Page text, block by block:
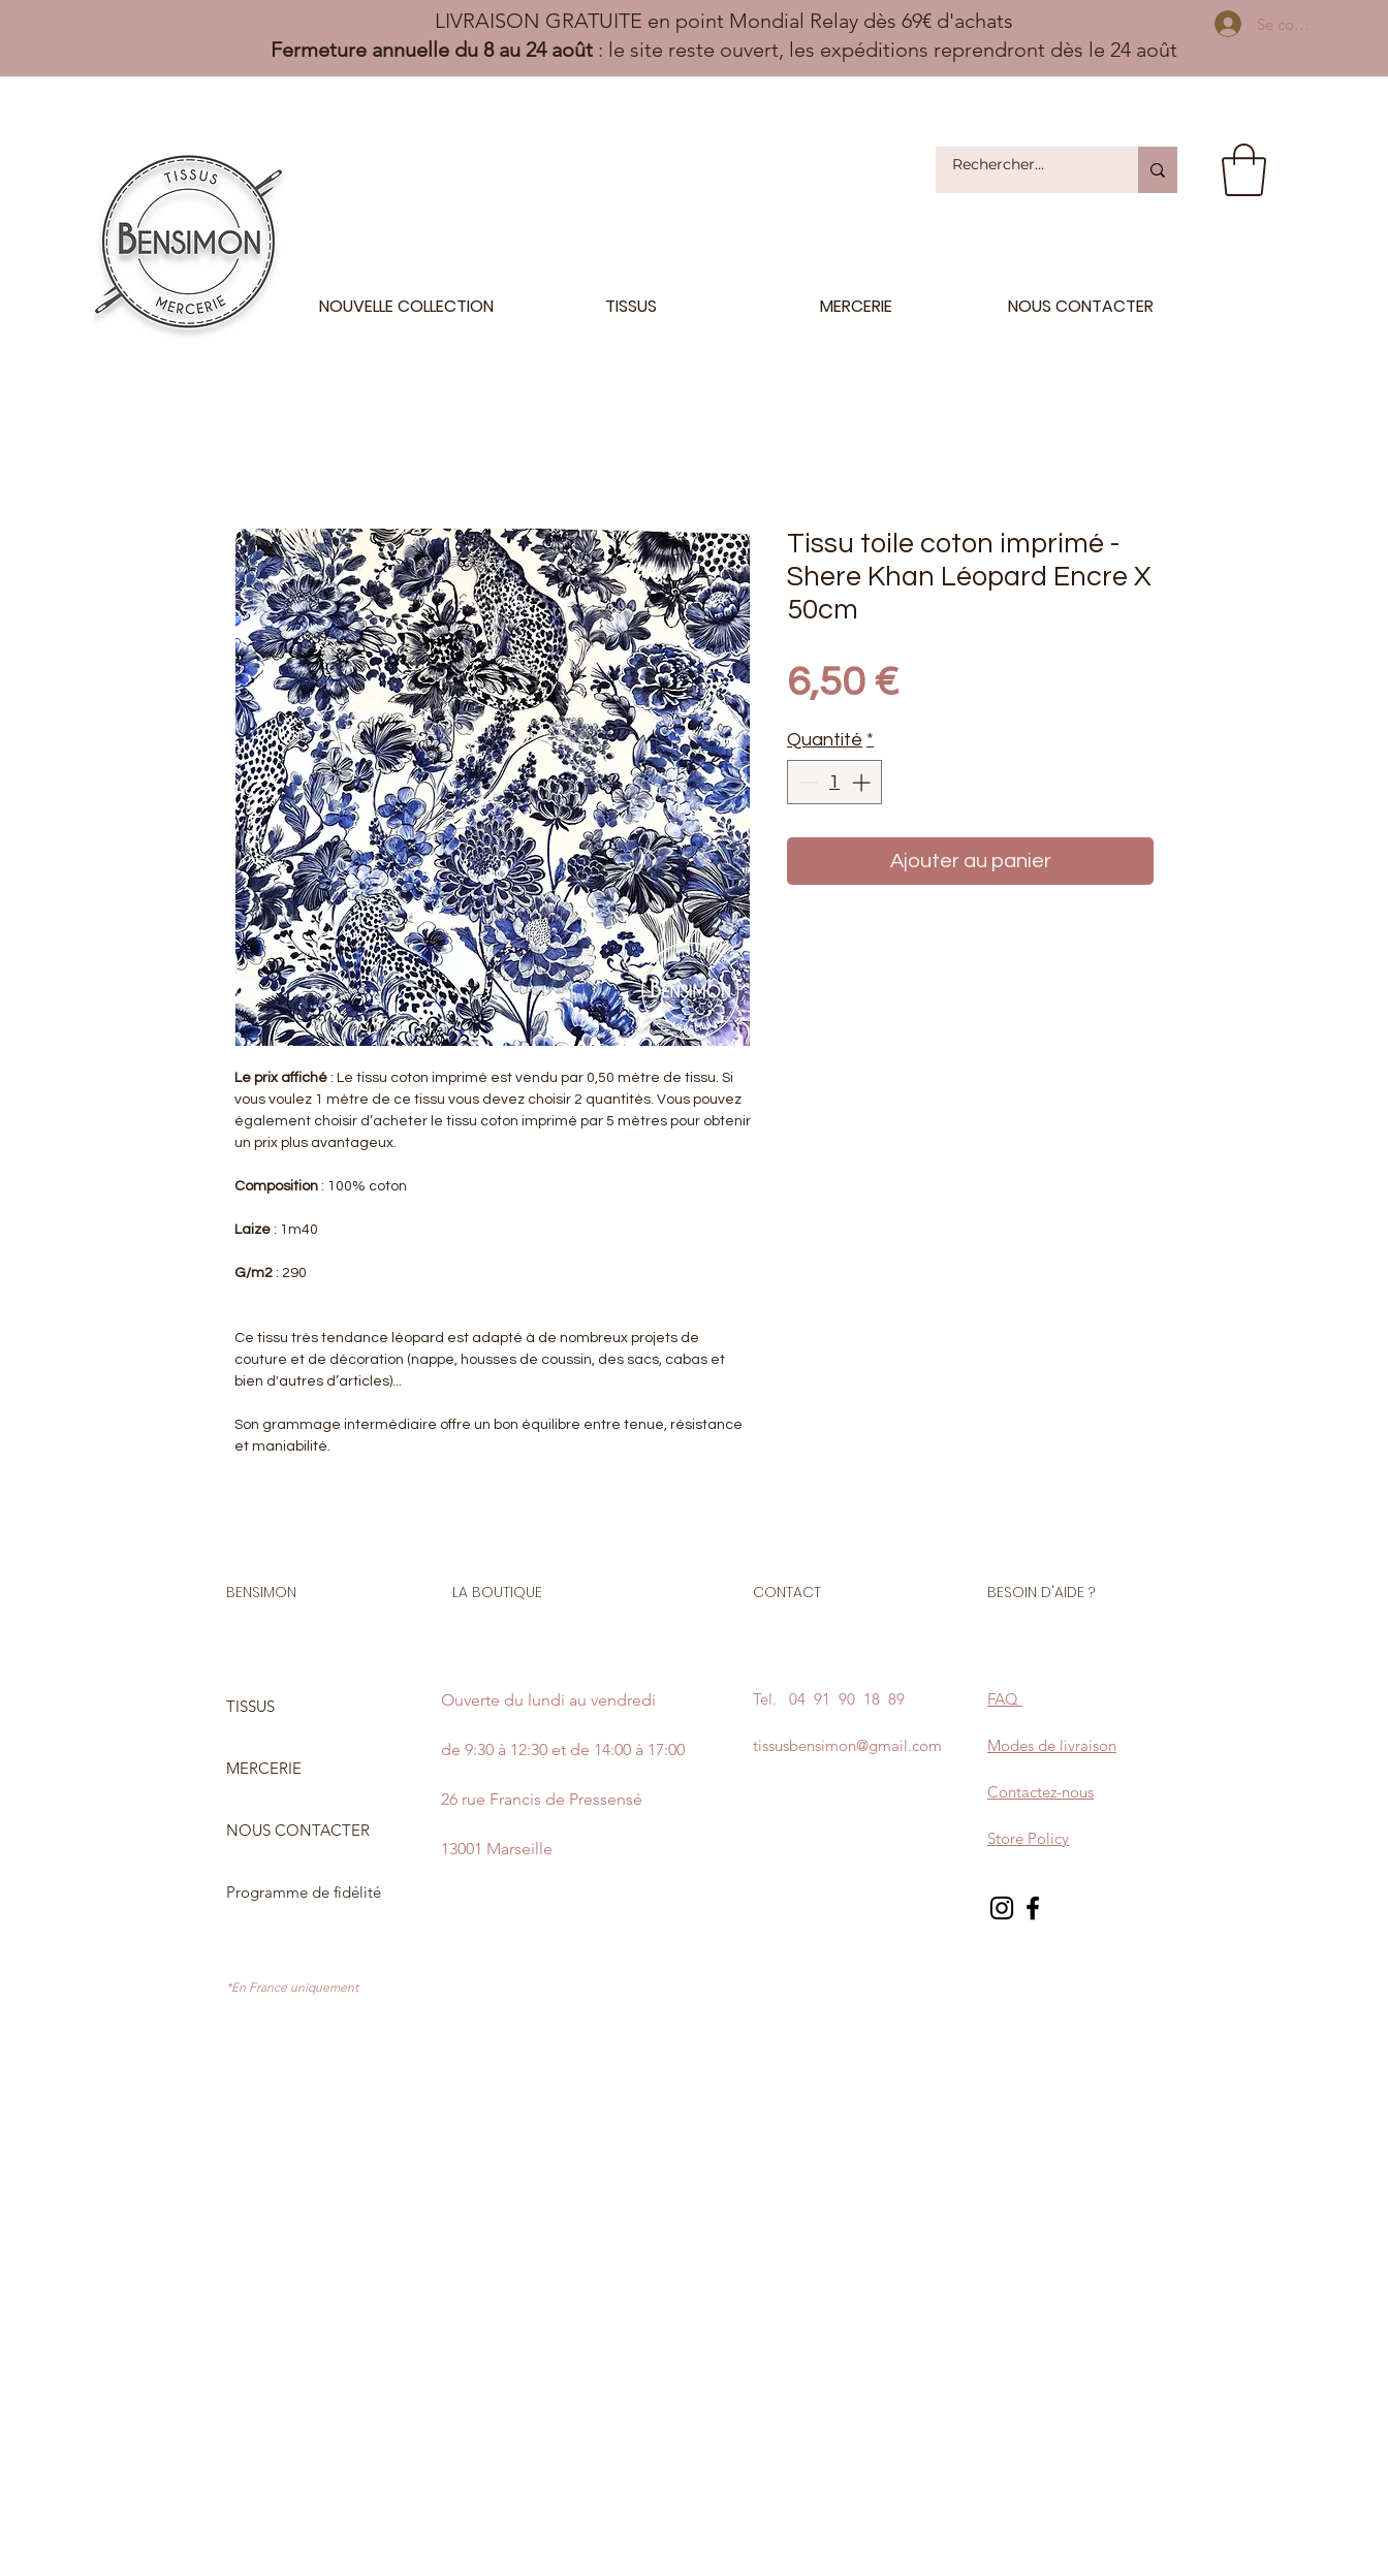
LIVRAISON GRATUITE en point Mondial Relay dès 69€ d'achats
Fermeture annuelle du 8 au 24 août: le site reste ouvert, les expéditions reprendront dès le 24 août
Se connecter
NOUVELLE COLLECTION TISSUS MERCERIE NOUS CONTACTER
Le prix affiché : Le tissu coton imprimé est vendu par 0,50 mètre de tissu. Si
vous voulez 1 mètre de ce tissu vous devez choisir 2 quantités. Vous pouvez
également choisir d’acheter le tissu coton imprimé par 5 mètres pour obtenir
un prix plus avantageux.
Composition : 100% coton
Laize : 1m40
G/m2 : 290
Ce tissu très tendance léopard est adapté à de nombreux projets de
couture et de décoration (nappe, housses de coussin, des sacs, cabas et
bien d'autres d’articles)...
Son grammage intermédiaire offre un bon équilibre entre tenue, résistance
et maniabilité.
Tissu toile coton imprimé -
Shere Khan Léopard Encre X
50cm
6,50 €Prix
Quantité *
Ajouter au panier
BENSIMON
TISSUS
MERCERIE
NOUS CONTACTER
Programme de fidélité
LA BOUTIQUE
Ouverte du lundi au vendredi
de 9:30 à 12:30 et de 14:00 à 17:00
26 rue Francis de Pressensé
13001 Marseille
CONTACT BESOIN D'AIDE ?
Tel. 04 91 90 18 89
tissusbensimon@gmail.com
FAQ
Modes de livraison
Contactez-nous
Store Policy
*En France uniquement